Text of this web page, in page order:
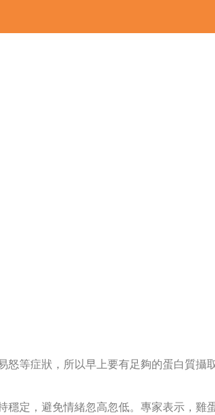
怒等症狀，所以早上要有足夠的蛋白質
穩定，避免情緒忽高忽低。專家表示，